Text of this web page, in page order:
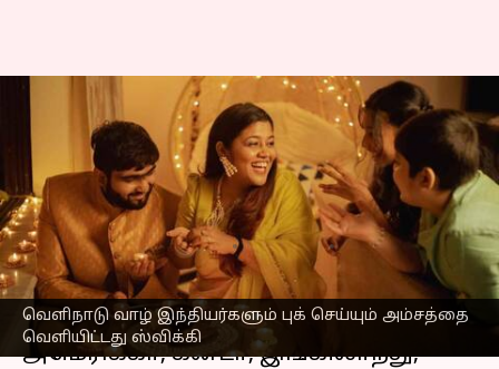
வெளிநாடு வாழ் இந்தியர்களும் புக் செய்யும் அம்சத்தை
வெளியிட்டது ஸ்விக்கி
இனி வெளிநாடு வாழ்
இந்தியர்களும் புக்
செய்யலாம்; ஸ்விக்கியின்
அசத்தல் அறிவிப்பு
எழுதியவர் Sekar Chinnappan Oct 25, 2024 08:23 pm
செய்தி முன்னோட்டம்
அமெரிக்கா, கனடா, இங்கிலாந்து,